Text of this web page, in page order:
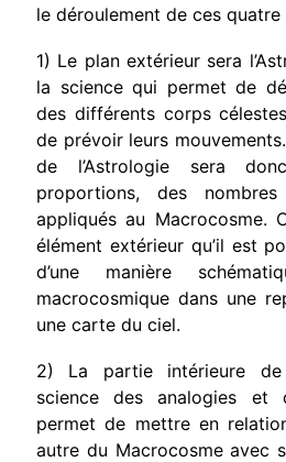
le déroulement de ces quatre
1) Le plan extérieur sera
la science qui permet de
des différents corps
de prévoir leurs
de l’Astrologie sera
proportions, des
appliqués au Macrocosme.
élément extérieur qu’il est
d’une manière
macrocosmique dans une
une carte du ciel.
2) La partie intérieure de
science des analogies et
permet de mettre en
autre du Macrocosme avec